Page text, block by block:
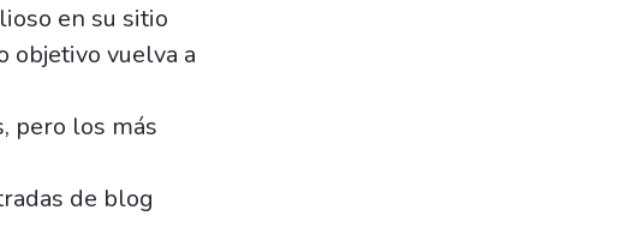
en su sitio
objetivo vuelva a
pero los más
de blog